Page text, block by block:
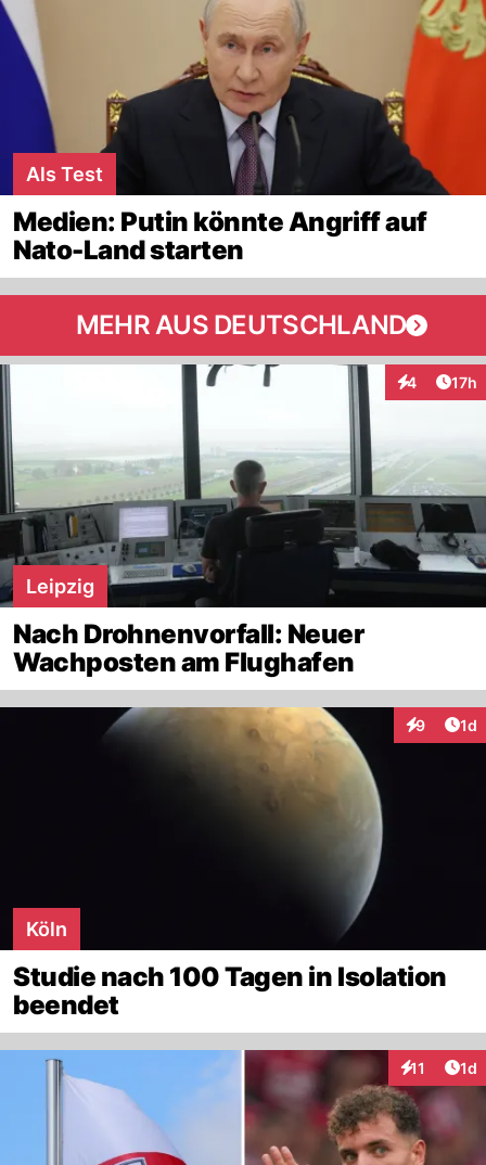
Als Test
Medien: Putin könnte Angriff auf
Nato-Land starten
MEHR AUS DEUTSCHLAND
4 17h
Leipzig
Nach Drohnenvorfall: Neuer
Wachposten am Flughafen
9 1d
Köln
Studie nach 100 Tagen in Isolation
beendet
11 1d